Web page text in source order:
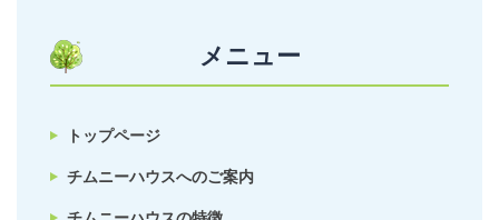
メニュー
トップページ
チムニーハウスへのご案内